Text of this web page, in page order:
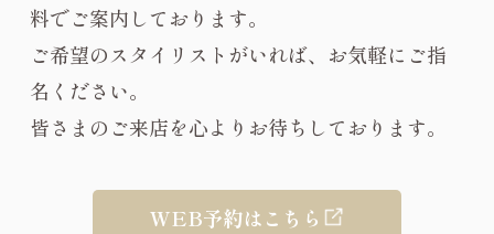
料でご案内しております。
ご希望のスタイリストがいれば、お気軽にご指
名ください。
皆さまのご来店を心よりお待ちしております。
WEB予約はこちら